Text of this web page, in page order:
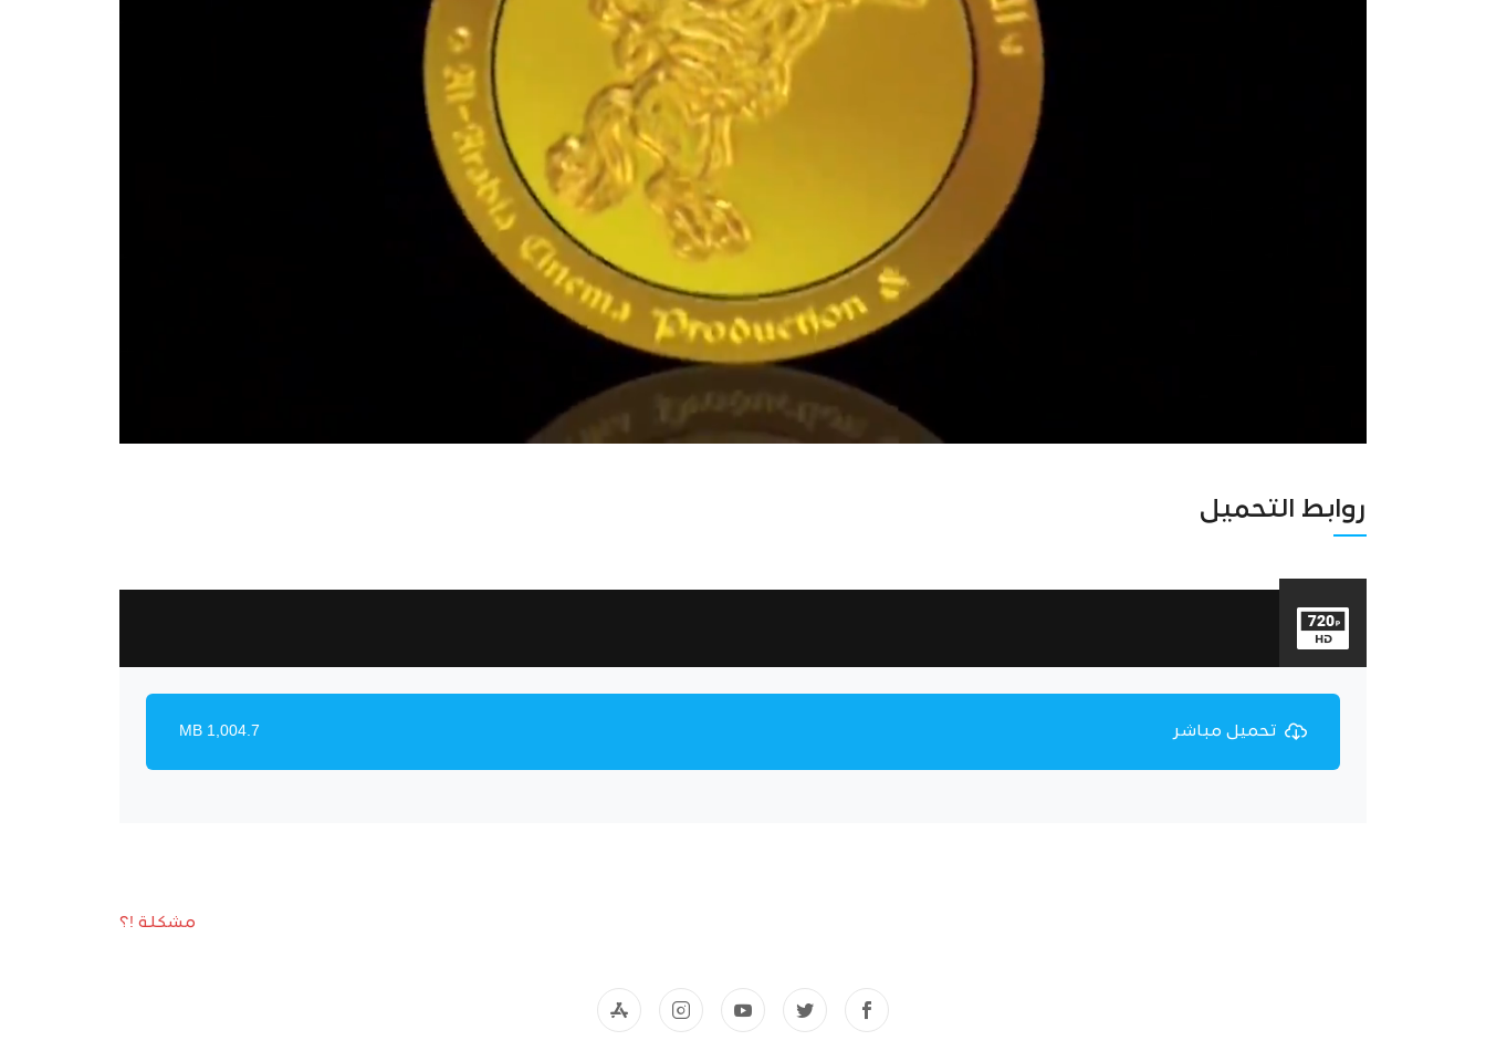
Settings
روابط التحميل
تحميل مباشر 1,004.7 MB
مشكلة !؟